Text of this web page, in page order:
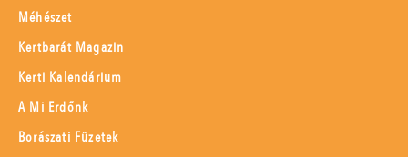
Méhészet
Kertbarát Magazin
Kerti Kalendárium
A Mi Erdőnk
Borászati Füzetek